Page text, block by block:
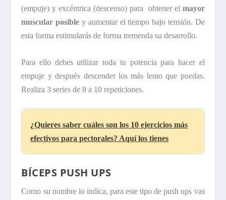
(empuje) y excéntrica (descenso) para obtener el mayor
muscular posible y aumentar el tiempo bajo tensión. De
esta forma estimularás de forma tremenda su desarrollo.
Para ello debes utilizar toda tu potencia para hacer el
empuje y después descender los más lento que puedas.
Realiza 3 series de 8 a 10 repeticiones.
¿Quieres saber cuáles son los 10 ejercicios más
efectivos para pectorales? Aquí los tienes
BÍCEPS PUSH UPS
Como su nombre lo indica, para este tipo de push ups vas